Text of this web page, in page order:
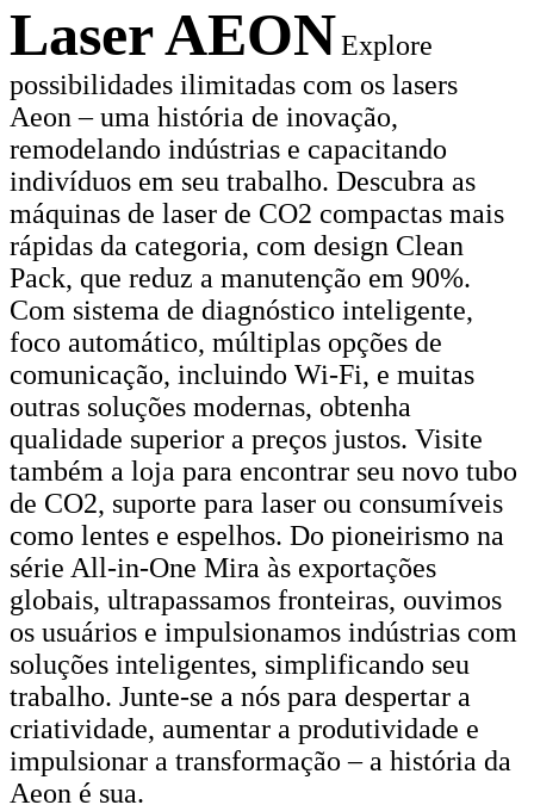
Laser AEONExplore
possibilidades ilimitadas com os lasers
Aeon – uma história de inovação,
remodelando indústrias e capacitando
indivíduos em seu trabalho. Descubra as
máquinas de laser de CO2 compactas mais
rápidas da categoria, com design Clean
Pack, que reduz a manutenção em 90%.
Com sistema de diagnóstico inteligente,
foco automático, múltiplas opções de
comunicação, incluindo Wi-Fi, e muitas
outras soluções modernas, obtenha
qualidade superior a preços justos. Visite
também a loja para encontrar seu novo tubo
de CO2, suporte para laser ou consumíveis
como lentes e espelhos. Do pioneirismo na
série All-in-One Mira às exportações
globais, ultrapassamos fronteiras, ouvimos
os usuários e impulsionamos indústrias com
soluções inteligentes, simplificando seu
trabalho. Junte-se a nós para despertar a
criatividade, aumentar a produtividade e
impulsionar a transformação – a história da
Aeon é sua.